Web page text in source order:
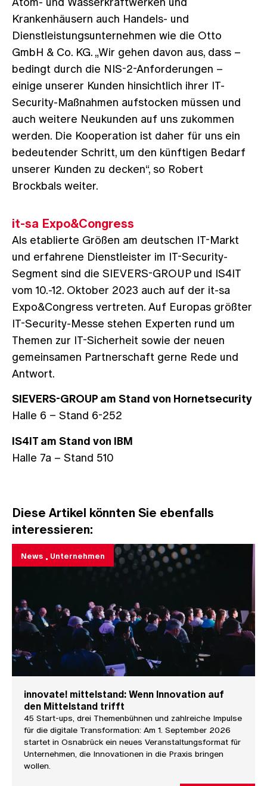
Krankenhäusern auch Handels- und
Dienstleistungsunternehmen wie die Otto
GmbH & Co. KG. „Wir gehen davon aus, dass –
bedingt durch die NIS-2-Anforderungen –
einige unserer Kunden hinsichtlich ihrer IT-
Security-Maßnahmen aufstocken müssen und
auch weitere Neukunden auf uns zukommen
werden. Die Kooperation ist daher für uns ein
bedeutender Schritt, um den künftigen Bedarf
unserer Kunden zu decken“, so Robert
Brockbals weiter.
it-sa Expo&Congress
Als etablierte Größen am deutschen IT-Markt
und erfahrene Dienstleister im IT-Security-
Segment sind die SIEVERS-GROUP und IS4IT
vom 10.-12. Oktober 2023 auch auf der it-sa
Expo&Congress vertreten. Auf Europas größter
IT-Security-Messe stehen Experten rund um
Themen zur IT-Sicherheit sowie der neuen
gemeinsamen Partnerschaft gerne Rede und
Antwort.
SIEVERS-GROUP am Stand von Hornetsecurity
Halle 6 – Stand 6-252
IS4IT am Stand von IBM
Halle 7a – Stand 510
Diese Artikel könnten Sie ebenfalls
interessieren:
News Unternehmen
innovate! mittelstand: Wenn Innovation auf
den Mittelstand trifft
45 Start-ups, drei Themenbühnen und zahlreiche Impulse
für die digitale Transformation: Am 1. September 2026
startet in Osnabrück ein neues Veranstaltungsformat für
Unternehmen, die Innovationen in die Praxis bringen
wollen.